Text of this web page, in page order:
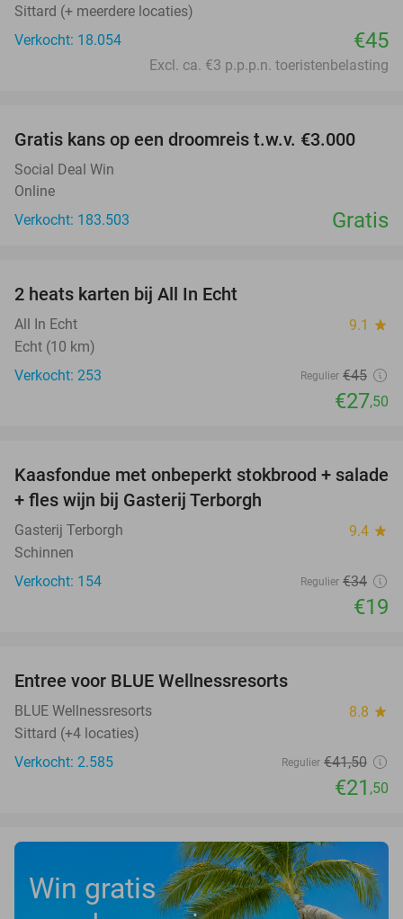
Sittard (+ meerdere locaties)
Verkocht: 18.054
€45
Excl. ca. €3 p.p.p.n. toeristenbelasting
Gratis kans op een droomreis t.w.v. €3.000
Social Deal Win
Online
Verkocht: 183.503
Gratis
2 heats karten bij All In Echt
All In Echt 9.1 star
Echt (10 km)
Verkocht: 253
Regulier €45
€27,50
44%
Kaasfondue met onbeperkt stokbrood + salade
+ fles wijn bij Gasterij Terborgh
Gasterij Terborgh 9.4 star
Schinnen
Verkocht: 154
Regulier €34
€19
Entree voor BLUE Wellnessresorts
BLUE Wellnessresorts 8.8 star
Sittard (+4 locaties)
Verkocht: 2.585
Regulier €41,50
€21 ,50
Win gratis